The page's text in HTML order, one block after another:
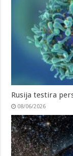
Rusija testira
08/06/2026